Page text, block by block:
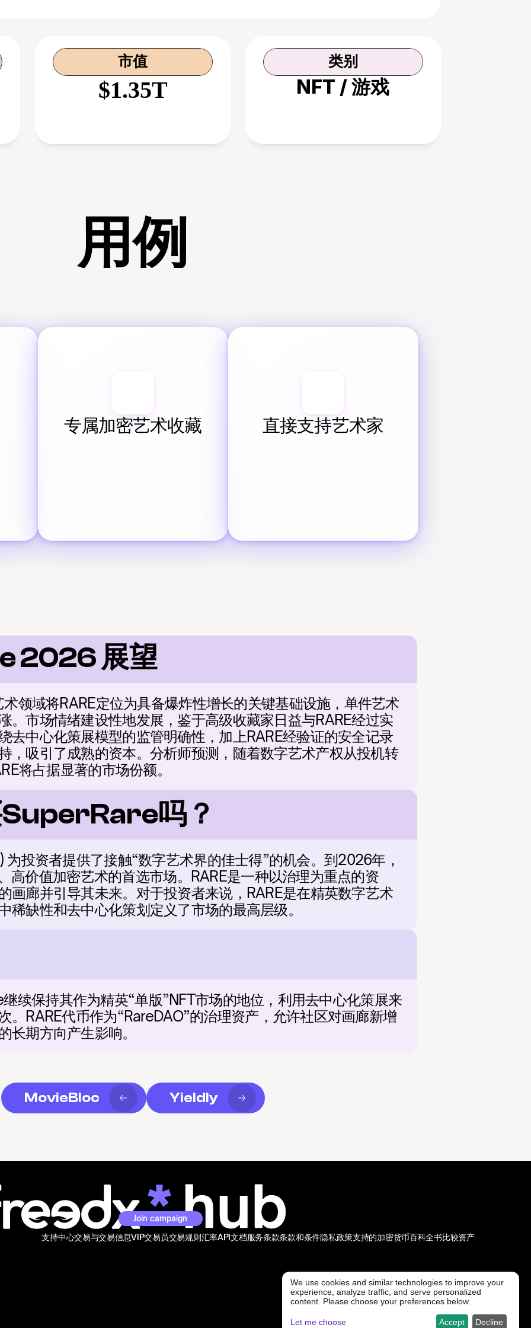
市值
$1.35T
类别
NFT / 游戏
用例
专属加密艺术收藏 直接支持艺术家
2026 展望
领域将RARE定位为具备爆炸性增长的关键基础设施，单件艺术
。市场情绪建设性地发展，鉴于高级收藏家日益与RARE经过实
去中心化策展模型的监管明确性，加上RARE经验证的安全记录
，吸引了成熟的资本。分析师预测，随着数字艺术产权从投机转
将占据显著的市场份额。
吗？
为投资者提供了接触“数字艺术界的佳士得”的机会。到2026年，
高价值加密艺术的首选市场。RARE是一种以治理为重点的资
画廊并引导其未来。对于投资者来说，RARE是在精英数字艺术
稀缺性和去中心化策划定义了市场的最高层级。
续保持其作为精英“单版”NFT市场的地位，利用去中心化策展来
。RARE代币作为“RareDAO”的治理资产，允许社区对画廊新增
长期方向产生影响。
MovieBloc Yieldly
Join campaign
支持中心交易与交易信息VIP交易员交易规则汇率API文档服务条款条款和条件隐私政策支持的加密货币百科全书比较资产
@ Freedx 2026
We use cookies and similar technologies to improve your
experience, analyze traffic, and serve personalized
content. Please choose your preferences below.
Let me choose Decline
Accept